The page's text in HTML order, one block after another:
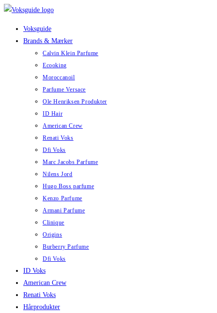
Skip
Voksguide
Brands & Mærker
Calvin Klein Parfume
Ecooking
Moroccanoil
Parfume Versace
Ole Henriksen Produkter
ID Hair
American Crew
Renati Voks
Dfi Voks
Marc Jacobs Parfume
Nilens Jord
Hugo Boss parfume
Kenzo Parfume
Armani Parfume
Clinique
Origins
Burberry Parfume
Dfi Voks
ID Voks
American Crew
Renati Voks
Hårprodukter